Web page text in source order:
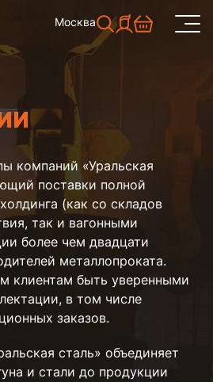
Москва
компаний «Уральская
поставки полной
(как со складов
так и вагонными
более чем двадцати
металлопроката.
клиентам быть уверенными
в том числе
заказов.
сталь» объединяет
и стали до продукции